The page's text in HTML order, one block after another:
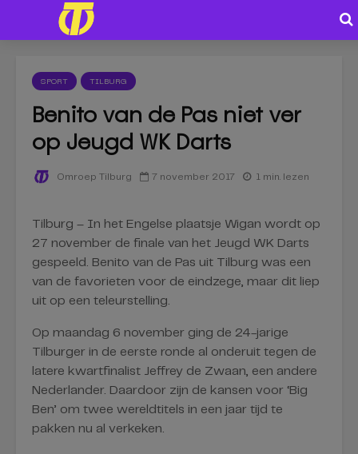
SPORT TILBURG
Benito van de Pas niet ver
op Jeugd WK Darts
Omroep Tilburg 7 november 2017 1 min. lezen
Tilburg – In het Engelse plaatsje Wigan wordt op
27 november de finale van het Jeugd WK Darts
gespeeld. Benito van de Pas uit Tilburg was een
van de favorieten voor de eindzege, maar dit liep
uit op een teleurstelling.
Op maandag 6 november ging de 24-jarige
Tilburger in de eerste ronde al onderuit tegen de
latere kwartfinalist Jeffrey de Zwaan, een andere
Nederlander. Daardoor zijn de kansen voor ‘Big
Ben’ om twee wereldtitels in een jaar tijd te
pakken nu al verkeken.